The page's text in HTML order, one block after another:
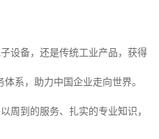
设备，还是传统工业产品，获得
系，助力中国企业走向世界。
周到的服务、扎实的专业知识，